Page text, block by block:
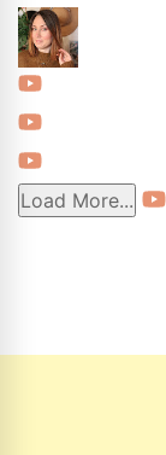
Load More...